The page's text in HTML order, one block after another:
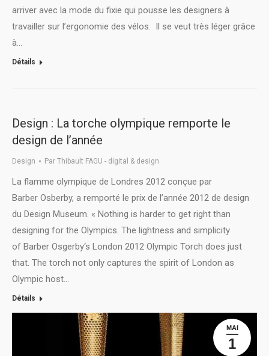
arriver avec la mode du fixie qui pousse les designers à
travailler sur l’ergonomie des vélos. Il se veut très léger grâce
à…
Détails
Design : La torche olympique remporte le
design de l’année
Design Par Thibault FAGU - digital & design
La flamme olympique de Londres 2012 conçue par
Barber Osberby, a remporté le prix de l’année 2012 de design
du Design Museum. « Nothing is harder to get right than
designing for the Olympics. The lightness and simplicity
of Barber Osgerby‘s London 2012 Olympic Torch does just
that. The torch not only captures the spirit of London as
Olympic host…
Détails
MAI
1